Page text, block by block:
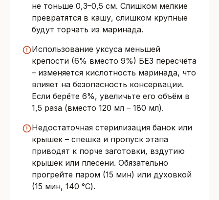
не тоньше 0,3–0,5 см. Слишком мелкие
превратятся в кашу, слишком крупные
будут торчать из маринада.
Использование уксуса меньшей
крепости (6% вместо 9%) БЕЗ пересчёта
– изменяется кислотность маринада, что
влияет на безопасность консервации.
Если берёте 6%, увеличьте его объём в
1,5 раза (вместо 120 мл – 180 мл).
Недостаточная стерилизация банок или
крышек – спешка и пропуск этапа
приводят к порче заготовки, вздутию
крышек или плесени. Обязательно
прогрейте паром (15 мин) или духовкой
(15 мин, 140 °C).